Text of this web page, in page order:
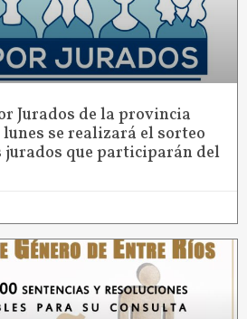
Jurados de la provincia
lunes se realizará el sorteo
jurados que participarán del